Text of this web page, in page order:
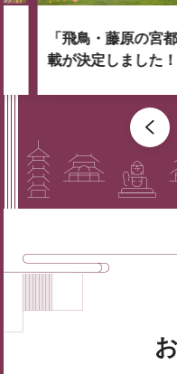
「飛鳥・藤原の宮
載が決定しました！